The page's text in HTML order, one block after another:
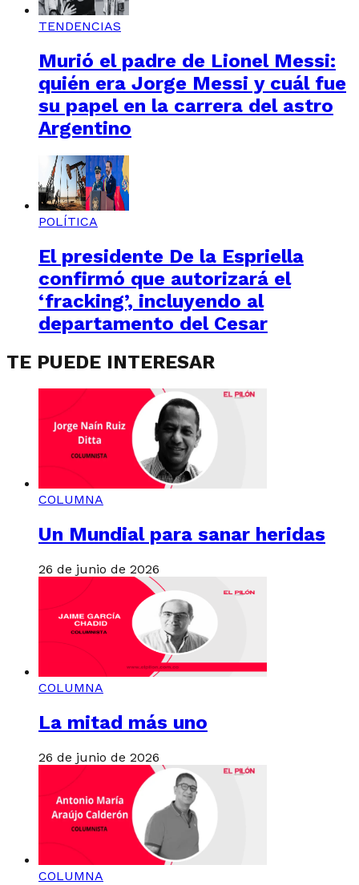
TENDENCIAS
Murió el padre de Lionel Messi:
quién era Jorge Messi y cuál fue
su papel en la carrera del astro
Argentino
POLÍTICA
El presidente De la Espriella
confirmó que autorizará el
‘fracking’, incluyendo al
departamento del Cesar
TE PUEDE INTERESAR
COLUMNA
Un Mundial para sanar heridas
26 de junio de 2026
COLUMNA
La mitad más uno
26 de junio de 2026
COLUMNA